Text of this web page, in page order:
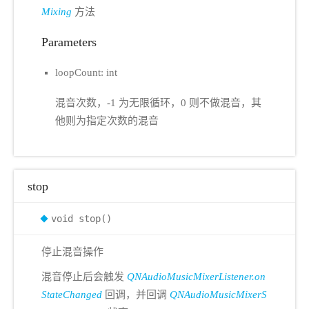
Mixing 方法
Parameters
loopCount: int
混音次数，-1 为无限循环，0 则不做混音，其
他则为指定次数的混音
stop
void stop()
停止混音操作
混音停止后会触发 QNAudioMusicMixerListener.on
StateChanged 回调，并回调 QNAudioMusicMixerS